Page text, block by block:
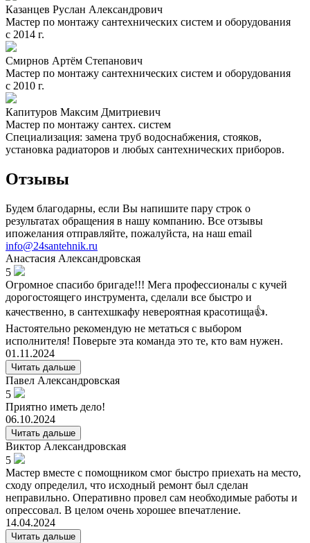
Казанцев Руслан Александрович
Мастер по монтажу сантехнических систем и оборудования
с 2014 г.
Смирнов Артём Степанович
Мастер по монтажу сантехнических систем и оборудования
с 2010 г.
Капитуров Максим Дмитриевич
Мастер по монтажу сантех. систем
Специализация: замена труб водоснабжения, стояков,
установка радиаторов и любых сантехнических приборов.
Отзывы
Будем благодарны, если Вы напишите пару строк о
результатах обращения в нашу компанию. Все отзывы
ипожелания отправляйте, пожалуйста, на наш email
info@24santehnik.ru
Анастасия Александровская
5
Огромное спасибо бригаде!!! Мега профессионалы с кучей
дорогостоящего инструмента, сделали все быстро и
качественно, в сантехшкафу невероятная красотища👍.
Настоятельно рекомендую не метаться с выбором
исполнителя! Поверьте эта команда это те, кто вам нужен.
01.11.2024
Читать дальше
Павел Александровская
5
Приятно иметь дело!
06.10.2024
Читать дальше
Виктор Александровская
5
Мастер вместе с помощником смог быстро приехать на место,
сходу определил, что исходный ремонт был сделан
неправильно. Оперативно провел сам необходимые работы и
опрессовал. В целом очень хорошее впечатление.
14.04.2024
Читать дальше